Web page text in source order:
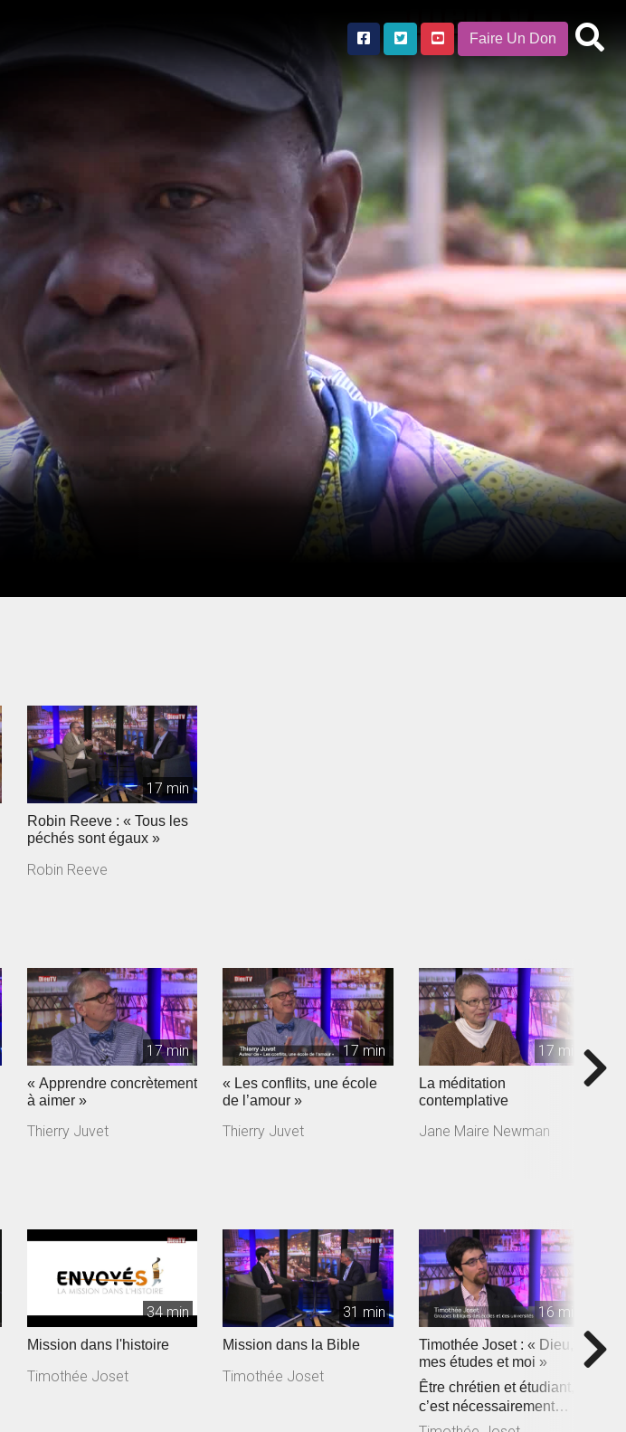
Faire Un Don
17 min
Robin Reeve : « Tous les
péchés sont égaux »
Robin Reeve
17 min
« Apprendre concrètement
à aimer »
Thierry Juvet
17 min
« Les conflits, une école
de l’amour »
Thierry Juvet
17 min
La méditation
contemplative
Jane Maire Newman
34 min
Mission dans l'histoire
Timothée Joset
31 min
Mission dans la Bible
Timothée Joset
16 min
Timothée Joset : « Dieu,
mes études et moi »
Être chrétien et étudiant,
c’est nécessairement
assister à la rencontre e...